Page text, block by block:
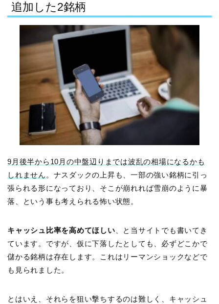
追加した2銘柄
9月後半から10月の中盤辺りまでは波乱の相場になるかも
しれません。ナスダックの上昇も、一部の強い銘柄に引っ
張られる形になっており、そこが崩れれば雪崩のように暴
落、という事も考えられる怖い状態。
キャッシュ比率を高めてほしい、と当サイトでも書いてき
ています。ですが、仮に下落したとしても、必ずどこかで
儲かる銘柄は存在します。これはリーマンショックなどで
も見られました。
とはいえ、それらを狙い撃ちするのは難しく、キャッシュ